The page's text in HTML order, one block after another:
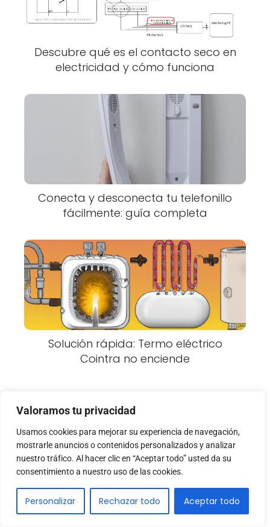
Valoramos tu privacidad
Usamos cookies para mejorar su experiencia de navegación,
mostrarle anuncios o contenidos personalizados y analizar
nuestro tráfico. Al hacer clic en “Aceptar todo” usted da su
consentimiento a nuestro uso de las cookies.
Personalizar Rechazar todo Aceptar todo
Descubre qué es el contacto seco en
electricidad y cómo funciona
Conecta y desconecta tu telefonillo
fácilmente: guía completa
Solución rápida: Termo eléctrico
Cointra no enciende
Deja una respuesta